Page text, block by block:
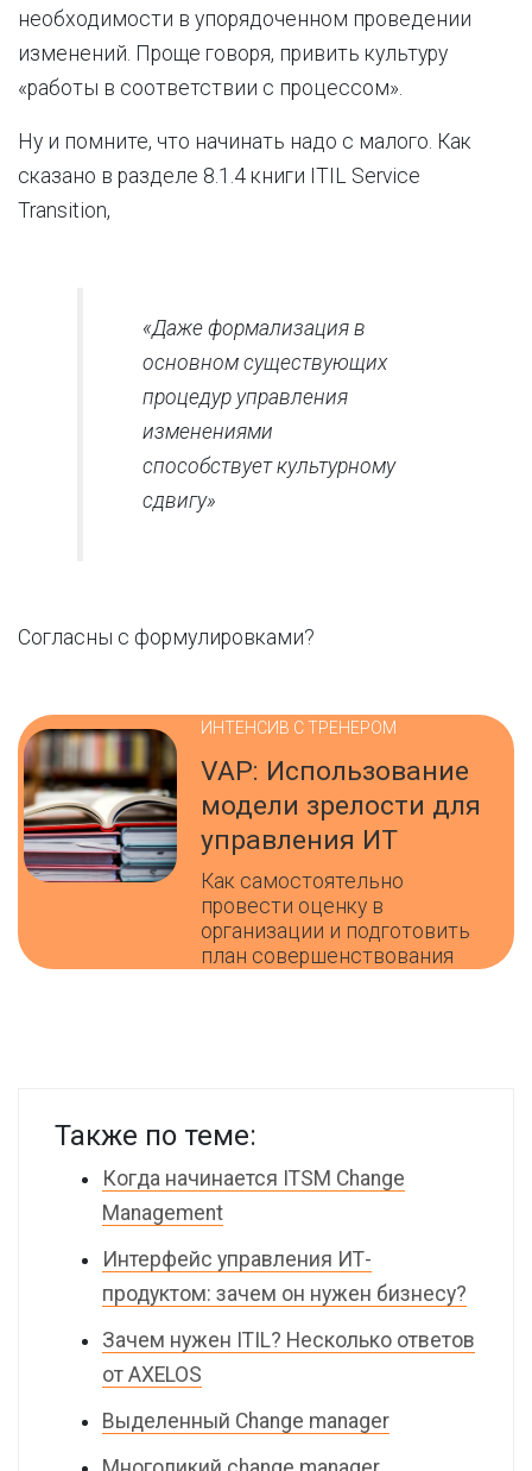
необходимости в упорядоченном проведении
изменений. Проще говоря, привить культуру
«работы в соответствии с процессом».
Ну и помните, что начинать надо с малого. Как
сказано в разделе 8.1.4 книги ITIL Service
Transition,
«Даже формализация в
основном существующих
процедур управления
изменениями
способствует культурному
сдвигу»
Согласны с формулировками?
ИНТЕНСИВ С ТРЕНЕРОМ
VAP: Использование
модели зрелости для
управления ИТ
Как самостоятельно
провести оценку в
организации и подготовить
план совершенствования
Также по теме:
Когда начинается ITSM Change
Management
Интерфейс управления ИТ-
продуктом: зачем он нужен бизнесу?
Зачем нужен ITIL? Несколько ответов
от AXELOS
Выделенный Change manager